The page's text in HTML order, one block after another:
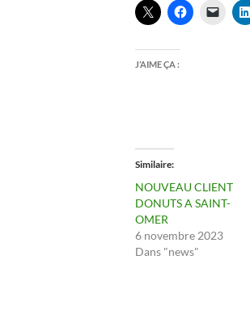
J’AIME ÇA :
Similaire
NOUVEAU CLIENT
DONUTS A SAINT-
OMER
6 novembre 2023
Dans "news"